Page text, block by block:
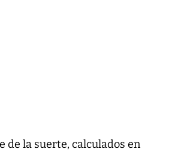
de la suerte, calculados en